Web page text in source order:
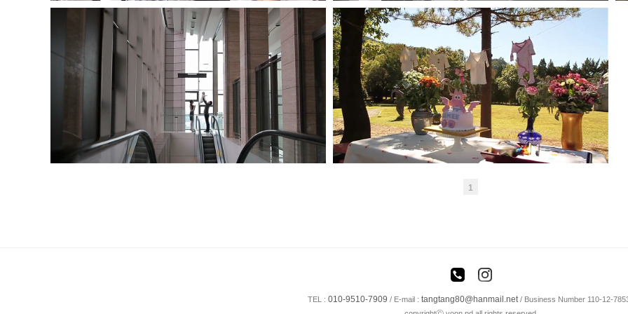
엘타워 준비영상
1
TEL : 010-9510-7909 / E-mail : tangtang80@hanmail.net / Business Number 110-12-